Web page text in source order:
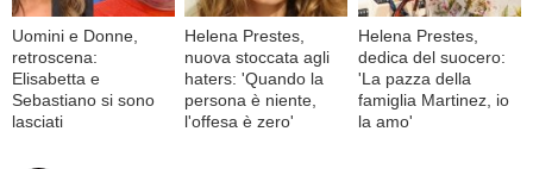
Uomini e Donne,
retroscena:
Elisabetta e
Sebastiano si sono
lasciati
Helena Prestes,
nuova stoccata agli
haters: 'Quando la
persona è niente,
l'offesa è zero'
Helena Prestes,
dedica del suocero:
'La pazza della
famiglia Martinez, io
la amo'